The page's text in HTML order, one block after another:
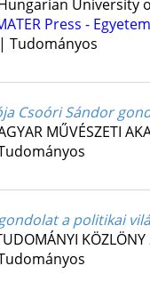
University
Press -
Tudományos
Csoóri Sándor
MŰVÉSZETI
a politikai
KÖZLÖNY